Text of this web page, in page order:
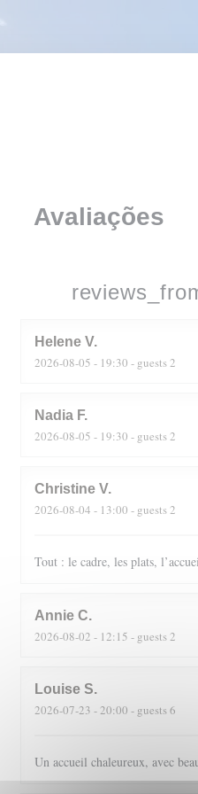
Avaliações
Helene V
2026-08-05 - 19:30 - guests 2
Nadia F
2026-08-05 - 19:30 - guests 2
Christine V
2026-08-04 - 13:00 - guests 2
Tout : le cadre, les plats,
Annie C
2026-08-02 - 12:15 - guests 2
Louise S
2026-07-23 - 20:00 - guests 6
Un accueil chaleureux, avec